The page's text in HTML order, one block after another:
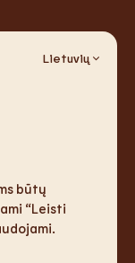
Lietuvių
būtų
“Leisti